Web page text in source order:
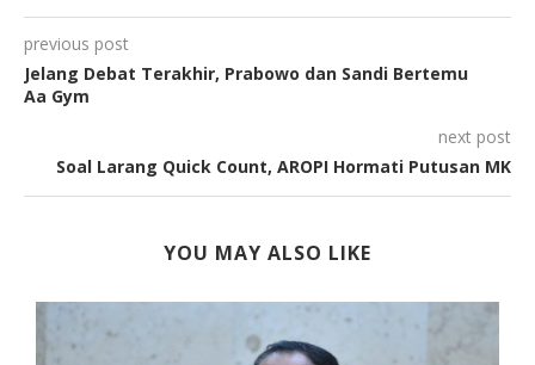
previous post
Jelang Debat Terakhir, Prabowo dan Sandi Bertemu
Aa Gym
next post
Soal Larang Quick Count, AROPI Hormati Putusan MK
YOU MAY ALSO LIKE